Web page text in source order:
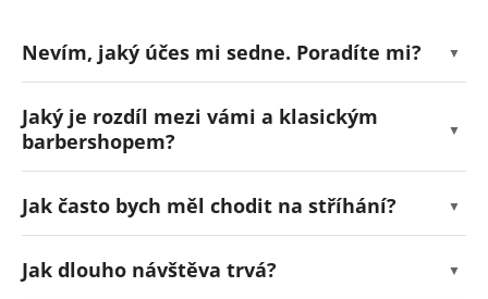
Nevím, jaký účes mi sedne. Poradíte mi?
Jaký je rozdíl mezi vámi a klasickým
barbershopem?
Jak často bych měl chodit na stříhání?
Jak dlouho návštěva trvá?